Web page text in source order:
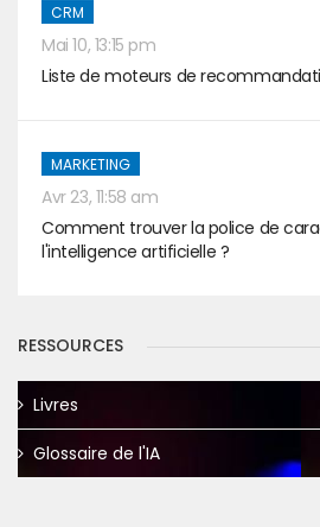
CRM
Mai 10, 13:15 pm
Liste de moteurs de
MARKETING
Avr 23, 11:58 am
Comment trouver la police de
l'intelligence artificielle ?
RESSOURCES
Livres
Glossaire de l'IA